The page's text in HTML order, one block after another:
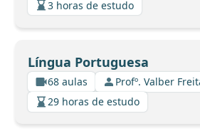
3 horas de estudo
Língua Portuguesa
68 aulas
Profº. Valber
29 horas de estudo